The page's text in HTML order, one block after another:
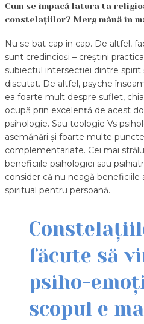
Cum se împacă latura ta
constelațiilor? Merg mână în
Nu se bat cap în cap. De altfel,
sunt credincioși – creștini
subiectul intersecției dintre spirit
discutat. De altfel, psyche
ea foarte mult despre suflet,
ocupă prin excelență de acest
psihologie. Sau teologie Vs
asemănări și foarte multe
complementariate. Cei mai
beneficiile psihologiei sau
consider că nu neagă
spiritual pentru persoană.
făcute să
psiho-
scopul e